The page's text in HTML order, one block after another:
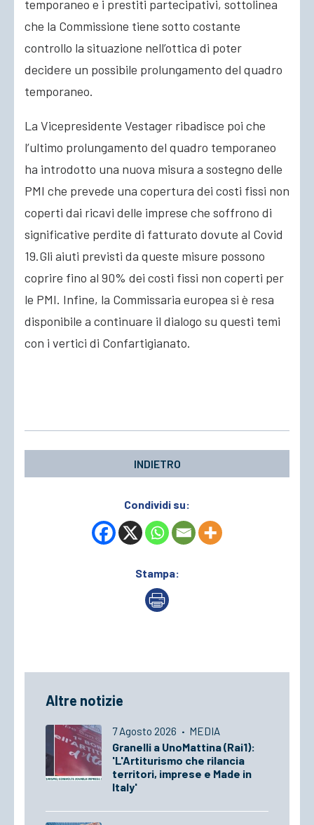
temporaneo e i prestiti partecipativi, sottolinea
che la Commissione tiene sotto costante
controllo la situazione nell’ottica di poter
decidere un possibile prolungamento del quadro
temporaneo.
La Vicepresidente Vestager ribadisce poi che
l’ultimo prolungamento del quadro temporaneo
ha introdotto una nuova misura a sostegno delle
PMI che prevede una copertura dei costi fissi non
coperti dai ricavi delle imprese che soffrono di
significative perdite di fatturato dovute al Covid
19.Gli aiuti previsti da queste misure possono
coprire fino al 90% dei costi fissi non coperti per
le PMI. Infine, la Commissaria europea si è resa
disponibile a continuare il dialogo su questi temi
con i vertici di Confartigianato.
INDIETRO
Condividi su:
Stampa:
Altre notizie
7 Agosto 2026 · MEDIA
Granelli a UnoMattina (Rai1):
'L'Artiturismo che rilancia
territori, imprese e Made in
Italy'